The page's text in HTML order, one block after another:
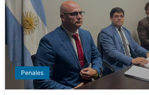
Penales